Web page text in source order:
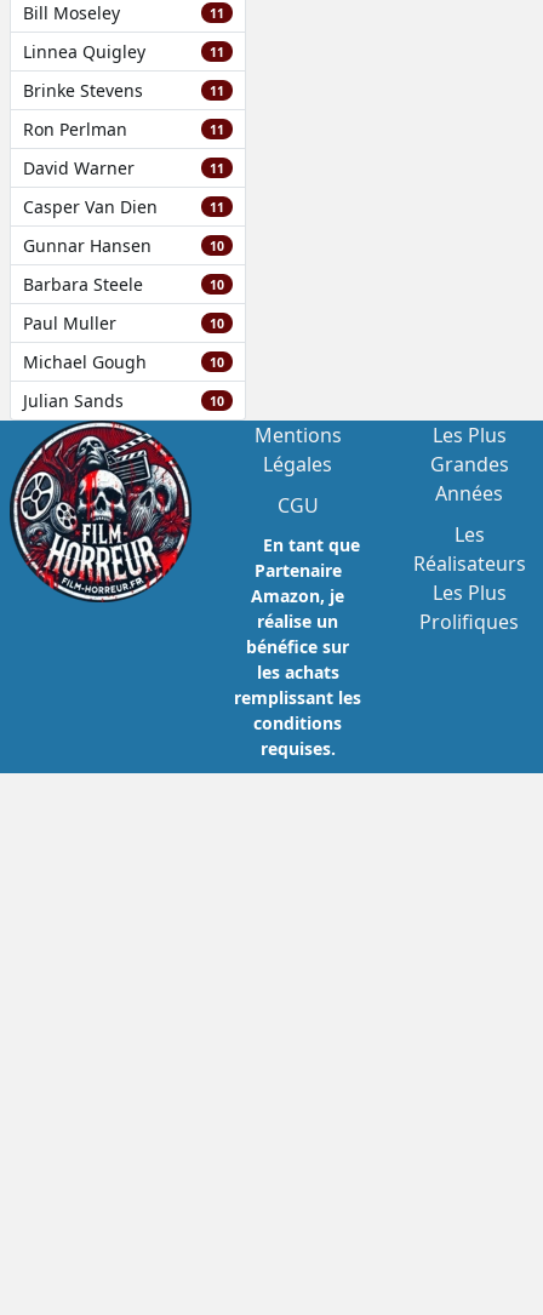
Bill Moseley 11
Linnea Quigley 11
Brinke Stevens 11
Ron Perlman 11
David Warner 11
Casper Van Dien 11
Gunnar Hansen 10
Barbara Steele 10
Paul Muller 10
Michael Gough 10
Julian Sands 10
Mentions
Légales
CGU
En tant que
Partenaire
Amazon, je
réalise un
bénéfice sur
les achats
remplissant les
conditions
requises.
Les Plus
Grandes
Années
Les
Réalisateurs
Les Plus
Prolifiques